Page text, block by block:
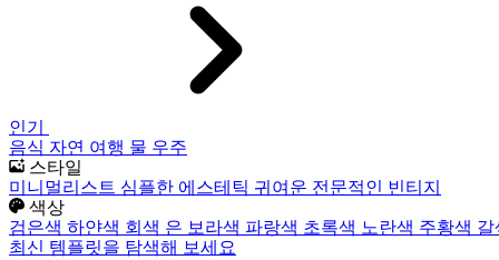
인기
음식 자연 여행 물 우주
스타일
미니멀리스트 심플한 에스테틱 귀여운 전문적인 빈티지
색상
검은색 하얀색 회색 은 보라색 파랑색 초록색 노란색 주황색
최신 템플릿을 탐색해 보세요